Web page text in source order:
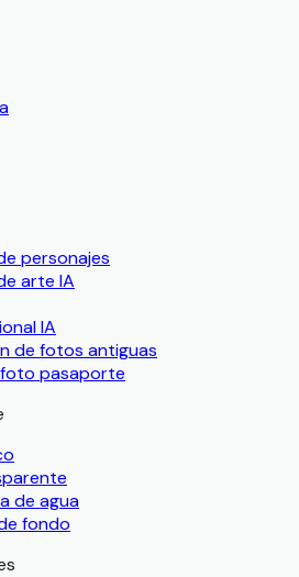
personajes
arte IA
IA
de fotos antiguas
pasaporte
de agua
fondo